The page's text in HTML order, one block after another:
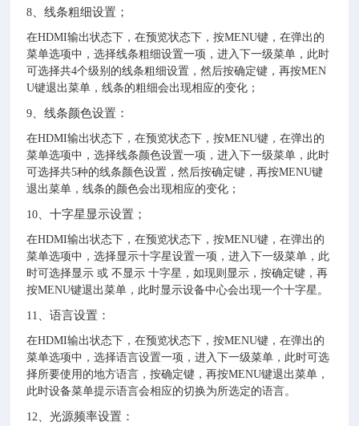
8 、线条粗细设置；
在HDMI输出状态下，在预览状态下，按MENU键，在弹出的
菜单选项中，选择线条粗细设置一项，进入下一级菜单，此时
可选择共4个级别的线条粗细设置，然后按确定键，再按MEN
U键退出菜单，线条的粗细会出现相应的变化；
9 、线条颜色设置：
在HDMI输出状态下，在预览状态下，按MENU键，在弹出的
菜单选项中，选择线条颜色设置一项，进入下一级菜单，此时
可选择共5种的线条颜色设置，然后按确定键，再按MENU键
退出菜单，线条的颜色会出现相应的变化；
10 、十字星显示设置；
在HDMI输出状态下，在预览状态下，按MENU键，在弹出的
菜单选项中，选择显示十字星设置一项，进入下一级菜单，此
时可选择显示 或 不显示 十字星，如现则显示，按确定键，再
按MENU键退出菜单，此时显示设备中心会出现一个十字星。
11 、语言设置：
在HDMI输出状态下，在预览状态下，按MENU键，在弹出的
菜单选项中，选择语言设置一项，进入下一级菜单，此时可选
择所要使用的地方语言，按确定键，再按MENU键退出菜单，
此时设备菜单提示语言会相应的切换为所选定的语言。
12 、光源频率设置：